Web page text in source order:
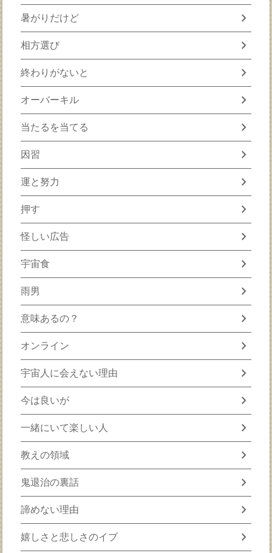
暑がりだけど chevron_right
相方選び chevron_right
終わりがないと chevron_right
オーバーキル chevron_right
当たるを当てる chevron_right
因習 chevron_right
運と努力 chevron_right
押す chevron_right
怪しい広告 chevron_right
宇宙食 chevron_right
雨男 chevron_right
意味あるの？ chevron_right
オンライン chevron_right
宇宙人に会えない理由 chevron_right
今は良いが chevron_right
一緒にいて楽しい人 chevron_right
教えの領域 chevron_right
鬼退治の裏話 chevron_right
諦めない理由 chevron_right
嬉しさと悲しさのイブ chevron_right